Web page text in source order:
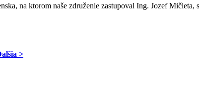
na ktorom naše združenie zastupoval Ing. Jozef Mičieta,
>